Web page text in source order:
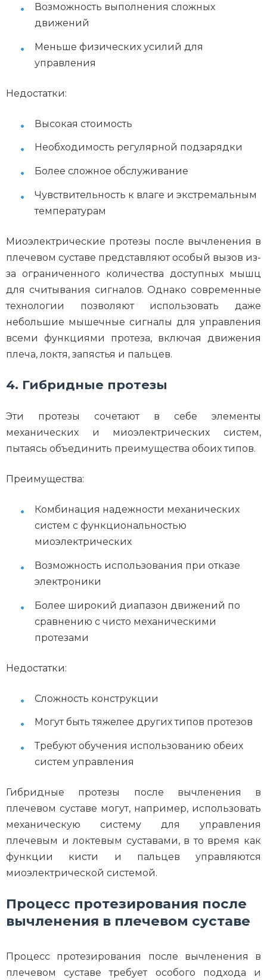
Возможность выполнения сложных
движений
Меньше физических усилий для
управления
Недостатки:
Высокая стоимость
Необходимость регулярной подзарядки
Более сложное обслуживание
Чувствительность к влаге и экстремальным
температурам
Миоэлектрические протезы после вычленения в
плечевом суставе представляют особый вызов из-
за ограниченного количества доступных мышц
для считывания сигналов. Однако современные
технологии позволяют использовать даже
небольшие мышечные сигналы для управления
всеми функциями протеза, включая движения
плеча, локтя, запястья и пальцев.
4. Гибридные протезы
Эти протезы сочетают в себе элементы
механических и миоэлектрических систем,
пытаясь объединить преимущества обоих типов.
Преимущества:
Комбинация надежности механических
систем с функциональностью
миоэлектрических
Возможность использования при отказе
электроники
Более широкий диапазон движений по
сравнению с чисто механическими
протезами
Недостатки:
Сложность конструкции
Могут быть тяжелее других типов протезов
Требуют обучения использованию обеих
систем управления
Гибридные протезы после вычленения в
плечевом суставе могут, например, использовать
механическую систему для управления
плечевым и локтевым суставами, в то время как
функции кисти и пальцев управляются
миоэлектрической системой.
Процесс протезирования после
вычленения в плечевом суставе
Процесс протезирования после вычленения в
плечевом суставе требует особого подхода и